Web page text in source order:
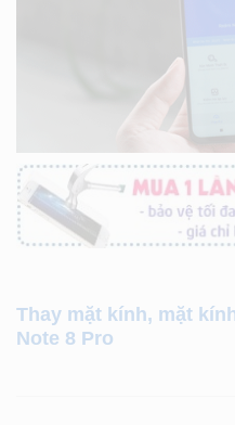
Thay mặt kính, mặt
Note 8 Pro